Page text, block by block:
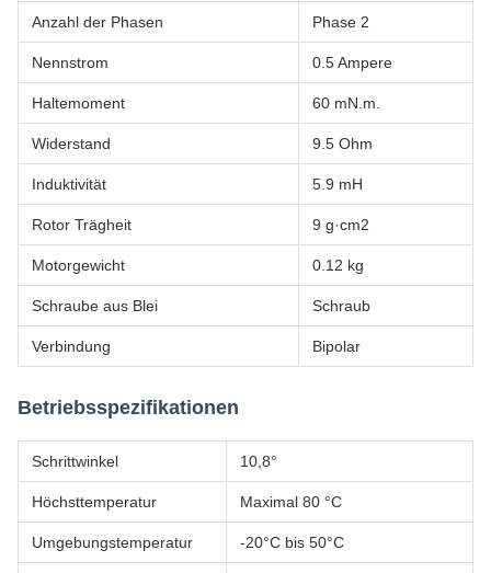
Anzahl der Phasen Phase 2
Nennstrom 0.5 Ampere
Haltemoment 60 mN.m.
Widerstand 9.5 Ohm
Induktivität 5.9 mH
Rotor Trägheit 9 g·cm2
Motorgewicht 0.12 kg
Schraube aus Blei Schraub
Verbindung Bipolar
Betriebsspezifikationen
Schrittwinkel 10,8°
Höchsttemperatur Maximal 80 °C
Umgebungstemperatur -20°C bis 50°C